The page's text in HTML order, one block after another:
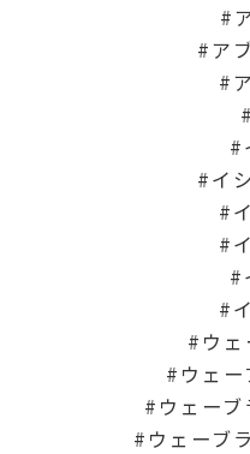
ア
イ
ウ
ウェ
ウェー
ウェーブ